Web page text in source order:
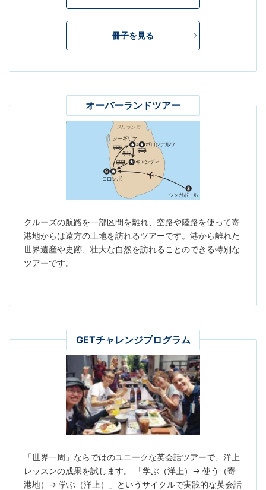
冊子を見る
オーバーランドツアー
クルーズの航路を一部区間を離れ、空路や陸路を使って寄
港地からは遠方の土地を訪れるツアーです。港から離れた
世界遺産や史跡、壮大な自然を訪れることのできる特別な
ツアーです。
GETチャレンジプログラム
「世界一周」ならではのユニークな英会話ツアーで、洋上
レッスンの成果を試します。 「学ぶ（洋上）→ 使う（寄
港地）→ 学ぶ（洋上）」というサイクルで実践的な英会話